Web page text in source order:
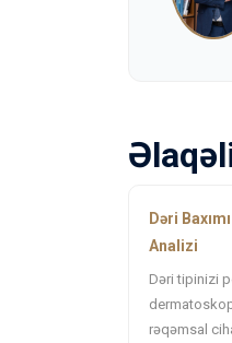
Dəri
Analizi
Dəri tipinizi
rəqəmsal